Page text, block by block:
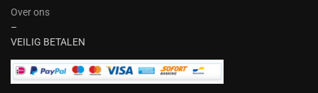
Over ons
–
VEILIG BETALEN